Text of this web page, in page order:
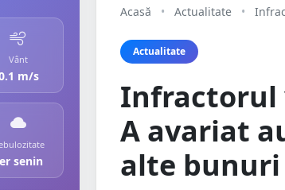
Vânt
m/s
senin
Acasă • Actualitate •
Actualitate
Infractorul
A avariat
alte bunuri